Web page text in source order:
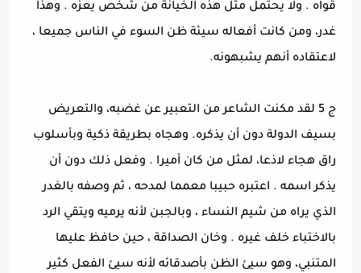
قواه . ولا يحتمل مثل هذه الخيانة من شخص يعزه . وهذا
غدر، ومن كانت أفعاله سيئة ظن السوء في الناس جميعا ،
لاعتقاده أنهم يشبهونه.
ج 5 لقد مكنت الشاعر من التعبير عن غضبه، والتعريض
بسيف الدولة دون أن يذكره. وهجاه بطريقة ذكية وبأسلوب
راق هجاء لاذعا، لمثل من كان أميرا . وفعل ذلك دون أن
يذكر اسمه . اعتبره حبيبا معمما لمدحه ، ثم وصفه بالغدر
الذي يراه من شيم النساء ، وبالجبن لأنه يرميه ويتقي الرد
بالاختباء خلف غيره . وخان الصداقة ، حين حافظ عليها
المتنبي، وهو سيئ الظن بأصدقائه لأنه سيئ الفعل كثير